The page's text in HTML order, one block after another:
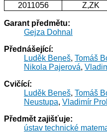
2011056
Z,ZK
Garant předmětu:
Gejza Dohnal
Přednášející:
Luděk Beneš, Tomáš
Nikola Pajerová,
Cvičící:
Luděk Beneš, Tomáš
Neustupa, Vladimír
Předmět zajišťuje:
ústav technické